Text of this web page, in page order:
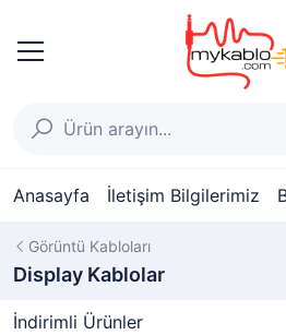
Anasayfa İletişim Bilgilerimiz
Görüntü Kabloları
Display Kablolar
İndirimli Ürünler